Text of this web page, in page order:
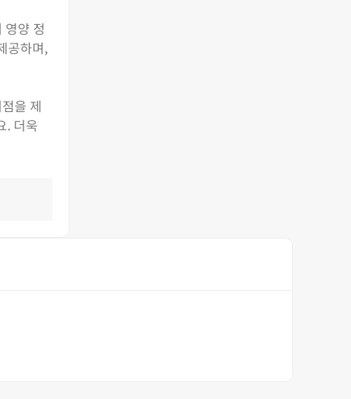
영양 정
공하며,
을 제
. 더욱